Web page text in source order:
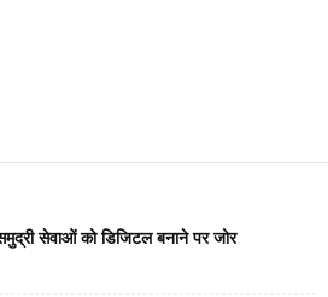
सेवाओं को डिजिटल बनाने पर जोर